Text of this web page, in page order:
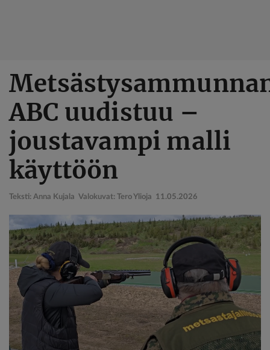
pääsisältöön
ABC uudistuu –
joustavampi malli
käyttöön
Teksti: Anna Kujala Valokuvat: Tero Ylioja 11.05.2026